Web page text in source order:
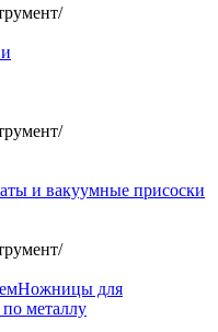
/
/
и вакуумные присоски
/
Ножницы для
металлу